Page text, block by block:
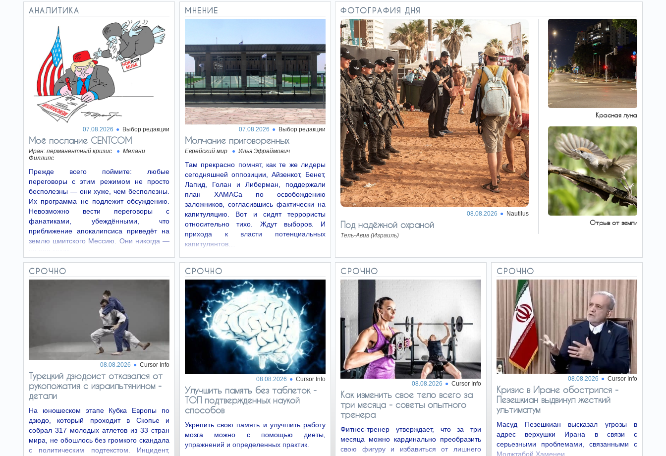
АНАЛИТИКА
07.08.2026 Выбор редакции
Моё послание CENTCOM
Иран: перманентный кризис
Мелани
Филлипс
Прежде всего поймите: любые
переговоры с этим режимом не просто
бесполезны — они хуже, чем бесполезны.
Их программа не подлежит обсуждению.
Невозможно вести переговоры с
фанатиками, убеждёнными, что
приближение апокалипсиса приведёт на
землю шиитского Мессию. Они никогда —
МНЕНИЕ
07.08.2026 Выбор редакции
Молчание приговоренных
Еврейский мир Илья Эфраймович
Там прекрасно помнят, как те же лидеры
сегодняшней оппозиции, Айзенкот, Бенет,
Лапид, Голан и Либерман, поддержали
план ХАМАСа по освобождению
заложников, согласившись фактически на
капитуляцию. Вот и сидят террористы
относительно тихо. Ждут выборов. И
прихода к власти потенциальных
капитулянтов…
ФОТОГРАФИЯ ДНЯ
08.08.2026 Nautilus
Под надёжной охраной
Тель-Авив (Израиль)
Красная луна
Отрыв от земли
СРОЧНО
08.08.2026 Cursor Info
Турецкий дзюдоист отказался от
рукопожатия с израильтянином -
детали
На юношеском этапе Кубка Европы по
дзюдо, который проходит в Скопье и
собрал 317 молодых атлетов из 33 стран
мира, не обошлось без громкого скандала
с политическим подтекстом. Инцидент,
СРОЧНО
08.08.2026 Cursor Info
Улучшить память без таблеток -
ТОП подтвержденных наукой
способов
Укрепить свою память и улучшить работу
мозга можно с помощью диеты,
упражнений и определенных практик.
СРОЧНО
08.08.2026 Cursor Info
Как изменить свое тело всего за
три месяца - советы опытного
тренера
Фитнес-тренер утверждает, что за три
месяца можно кардинально преобразить
свою фигуру и избавиться от лишнего
СРОЧНО
08.08.2026 Cursor Info
Кризис в Иране обострился -
Пезешкиан выдвинул жесткий
ультиматум
Масуд Пезешкиан высказал угрозы в
адрес верхушки Ирана в связи с
серьезными проблемами, связанными с
Моджтабой Хаменеи.